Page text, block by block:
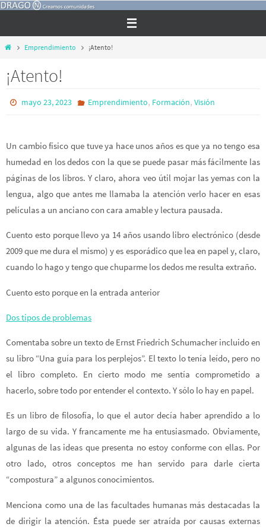
Ir
contenido
InicioEmprendimiento ¡Atento!
¡Atento!
mayo 23, 2023 Emprendimiento, Formación, Visión
Un cambio físico que tuve ya hace unos años es que ya no tengo esa
humedad en los dedos con la que se puede pasar más fácilmente las
páginas de los libros. Y claro, ahora veo útil mojar las yemas con la
lengua, algo que antes me llamaba la atención verlo hacer en esas
películas a un anciano con cara amable y lectura pausada.
Cuento esto porque llevo ya 14 años usando libro electrónico (desde
2009 que me dura el mismo) y es esporádico que lea en papel y, claro,
cuando lo hago y tengo que chuparme los dedos me resulta extraño.
Cuento esto porque en la entrada anterior
Dos tipos de problemas
Comentaba sobre un texto de Ernst Friedrich Schumacher incluido en
su libro “Una guía para los perplejos”. El texto lo tenía leído, pero no
el libro completo. En cierto modo me sentía comprometido a
hacerlo, sobre todo por entender el contexto. Y sólo lo hay en papel.
Es un libro de filosofía, lo que el autor decía haber aprendido a lo
largo de su vida. Y francamente me ha entusiasmado. Obviamente,
algunas de las ideas que presenta no estoy conforme con ellas. Por
otro lado, otros conceptos me han servido para darle cierta
“compostura” a algunos conocimientos.
Menciona como una de las facultades humanas más destacadas la
de dirigir la atención. Ésta puede ser atraída por causas externas